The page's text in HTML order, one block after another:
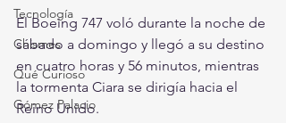
Tecnología
Chismes
Qué Curioso
Gómez Palacio
El Boeing 747 voló durante la noche de
sábado a domingo y llegó a su destino
en cuatro horas y 56 minutos, mientras
la tormenta Ciara se dirigía hacia el
Reino Unido.